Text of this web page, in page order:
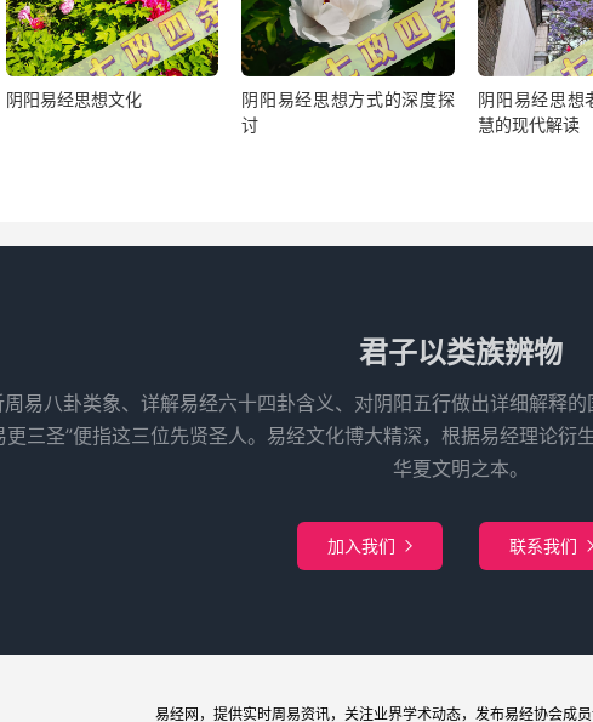
阴阳易经思想文化
阴阳易经思想方式的深度探
讨
阴阳易经思想
慧的现代解读
君子以类族辨物
易八卦类象、详解易经六十四卦含义、对阴阳五行做出详细解释
更三圣”便指这三位先贤圣人。易经文化博大精深，根据易经理论衍
华夏文明之本。
加入我们  联系我们 
易经网 ，提供实时周易资讯，关注业界学术动态，发布易经协会成